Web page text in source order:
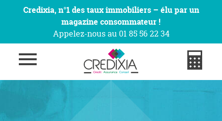
Credixia, n°1 des taux immobiliers – élu par un
magazine consommateur !
Appelez-nous au 01 85 56 22 34